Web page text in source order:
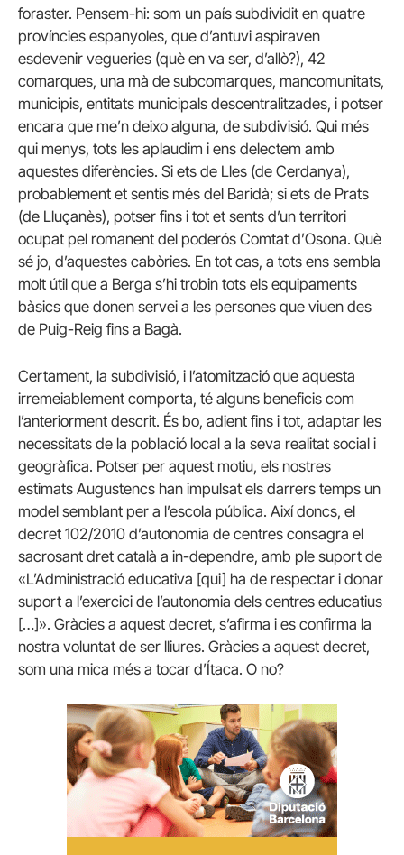
foraster. Pensem-hi: som un país subdividit en quatre
províncies espanyoles, que d’antuvi aspiraven
esdevenir vegueries (què en va ser, d’allò?), 42
comarques, una mà de subcomarques, mancomunitats,
municipis, entitats municipals descentralitzades, i potser
encara que me’n deixo alguna, de subdivisió. Qui més
qui menys, tots les aplaudim i ens delectem amb
aquestes diferències. Si ets de Lles (de Cerdanya),
probablement et sentis més del Baridà; si ets de Prats
(de Lluçanès), potser fins i tot et sents d’un territori
ocupat pel romanent del poderós Comtat d’Osona. Què
sé jo, d’aquestes cabòries. En tot cas, a tots ens sembla
molt útil que a Berga s’hi trobin tots els equipaments
bàsics que donen servei a les persones que viuen des
de Puig-Reig fins a Bagà.
Certament, la subdivisió, i l’atomització que aquesta
irremeiablement comporta, té alguns beneficis com
l’anteriorment descrit. És bo, adient fins i tot, adaptar les
necessitats de la població local a la seva realitat social i
geogràfica. Potser per aquest motiu, els nostres
estimats Augustencs han impulsat els darrers temps un
model semblant per a l’escola pública. Així doncs, el
decret 102/2010 d’autonomia de centres consagra el
sacrosant dret català a in-dependre, amb ple suport de
«L’Administració educativa [qui] ha de respectar i donar
suport a l’exercici de l’autonomia dels centres educatius
[…]». Gràcies a aquest decret, s’afirma i es confirma la
nostra voluntat de ser lliures. Gràcies a aquest decret,
som una mica més a tocar d’Ítaca. O no?